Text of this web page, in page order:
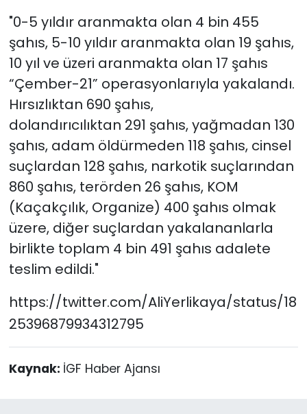
"0-5 yıldır aranmakta olan 4 bin 455
şahıs, 5-10 yıldır aranmakta olan 19 şahıs,
10 yıl ve üzeri aranmakta olan 17 şahıs
“Çember-21” operasyonlarıyla yakalandı.
Hırsızlıktan 690 şahıs,
dolandırıcılıktan 291 şahıs, yağmadan 130
şahıs, adam öldürmeden 118 şahıs, cinsel
suçlardan 128 şahıs, narkotik suçlarından
860 şahıs, terörden 26 şahıs, KOM
(Kaçakçılık, Organize) 400 şahıs olmak
üzere, diğer suçlardan yakalananlarla
birlikte toplam 4 bin 491 şahıs adalete
teslim edildi."
https://twitter.com/AliYerlikaya/status/18
25396879934312795
Kaynak: İGF Haber Ajansı